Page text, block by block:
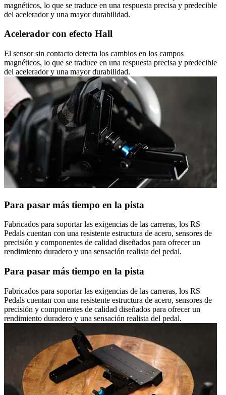
magnéticos, lo que se traduce en una respuesta precisa y predecible
del acelerador y una mayor durabilidad.
Acelerador con efecto Hall
El sensor sin contacto detecta los cambios en los campos
magnéticos, lo que se traduce en una respuesta precisa y predecible
del acelerador y una mayor durabilidad.
Para pasar más tiempo en la pista
Fabricados para soportar las exigencias de las carreras, los RS
Pedals cuentan con una resistente estructura de acero, sensores de
precisión y componentes de calidad diseñados para ofrecer un
rendimiento duradero y una sensación realista del pedal.
Para pasar más tiempo en la pista
Fabricados para soportar las exigencias de las carreras, los RS
Pedals cuentan con una resistente estructura de acero, sensores de
precisión y componentes de calidad diseñados para ofrecer un
rendimiento duradero y una sensación realista del pedal.